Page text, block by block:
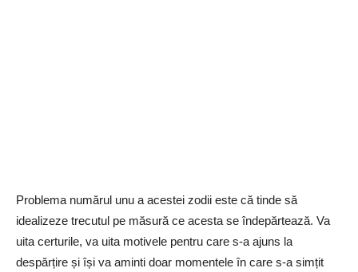
Problema numărul unu a acestei zodii este că tinde să
idealizeze trecutul pe măsură ce acesta se îndepărtează. Va
uita certurile, va uita motivele pentru care s-a ajuns la
despărțire și își va aminti doar momentele în care s-a simțit